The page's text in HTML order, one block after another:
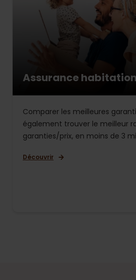
Assurance habitation
Comparer les meilleures
également trouver le meilleur
garanties/prix, en moins de 3
Découvrir